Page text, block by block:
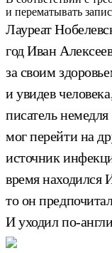
и перематывать
Лауреат
год Иван
за своим
и увидев
писатель
мог перейти на
источник
время находился
то он
И уходил по-